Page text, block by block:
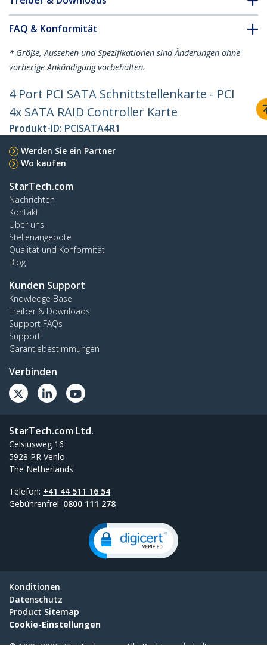
FAQ & Konformität
* Größe, Aussehen und Spezifikationen sind Änderungen ohne
vorherige Ankündigung vorbehalten.
4 Port PCI SATA Schnittstellenkarte - PCI
4x SATA RAID Controller Karte
Produkt-ID: PCISATA4R1
Werden Sie ein Partner
Wo kaufen
StarTech.com
Nachrichten
Kontakt
Über uns
Stellenangebote
Qualität und Konformität
Blog
Kunden Support
Knowledge Base
Treiber & Downloads
Support FAQs
Support
Garantiebestimmungen
Verbinden
StarTech.com Ltd.
Celsiusweg 16
5928 PR Venlo
The Netherlands
Telefon: +41 44 511 16 54
Gebührenfrei: 0800 111 278
Konditionen
Datenschutz
Product Sitemap
Cookie-Einstellungen
© 1985-2026, StarTech.com - Alle Rechte vorbehalten.